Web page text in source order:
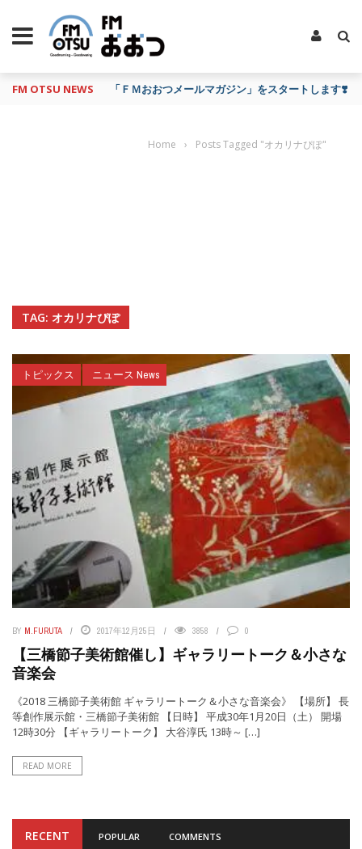
FM OTSU NEWS 「ＦＭおおつメールマガジン」をスタートします❣️
TAG: オカリナぴぽ
Home › Posts Tagged "オカリナぴぽ"
トピックス ニュース News
BY M.FURUTA 2017年12月25日 3858 0
【三橋節子美術館催し】ギャラリートーク＆小さな
音楽会
《2018 三橋節子美術館 ギャラリートーク＆小さな音楽会》 【場所】 長
等創作展示館・三橋節子美術館 【日時】 平成30年1月20日（土） 開場
12時30分 【ギャラリートーク】 大谷淳氏 13時～ […]
READ MORE
RECENT POPULAR COMMENTS